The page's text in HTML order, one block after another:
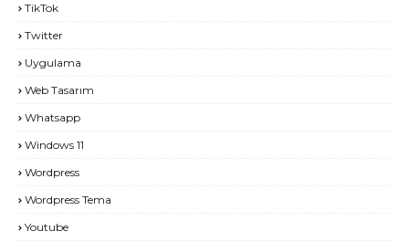
TikTok
Twitter
Uygulama
Web Tasarım
Whatsapp
Windows 11
Wordpress
Wordpress Tema
Youtube